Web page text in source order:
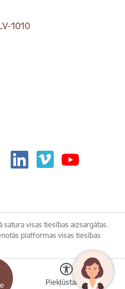
Piekļūstamība
1010
visas tiesības aizsargātas.
platformas visas tiesības